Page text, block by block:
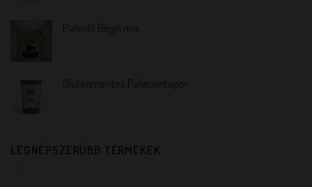
Paleolit Bejgli mix
Gluténmentes Palacsintapor
LEGNÉPSZERŰBB TERMÉKEK